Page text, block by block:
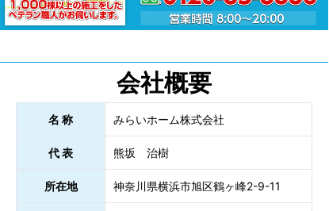
会社概要
名 称 みらいホーム株式会社
代 表 熊坂 治樹
所在地 神奈川県横浜市旭区鶴ヶ峰2-9-11